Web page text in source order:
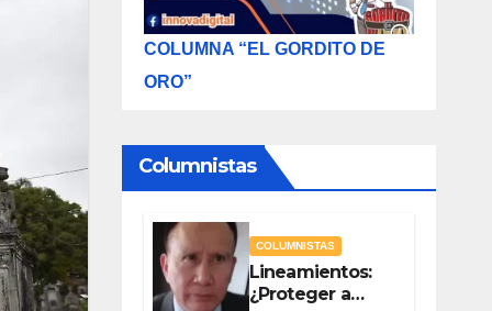
COLUMNA “EL GORDITO DE
ORO”
Columnistas
COLUMNISTAS
Lineamientos:
¿Proteger a